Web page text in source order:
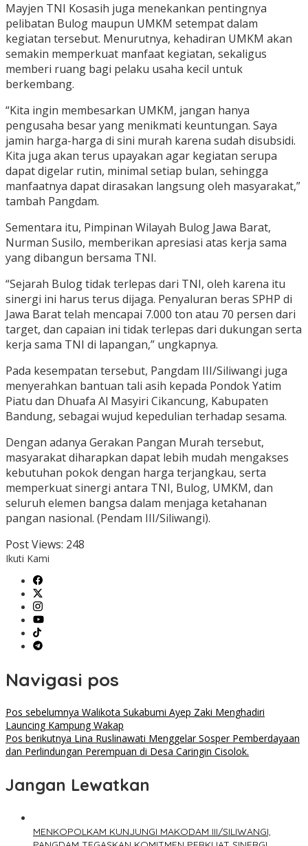
Mayjen TNI Kosasih juga menekankan pentingnya
pelibatan Bulog maupun UMKM setempat dalam
kegiatan tersebut. Menurutnya, kehadiran UMKM akan
semakin memperkuat manfaat kegiatan, sekaligus
memberi ruang bagi pelaku usaha kecil untuk
berkembang.
“Kita ingin membesarkan UMKM, jangan hanya
pengusaha besar yang menikmati keuntungan. Saya
jamin harga-harga di sini murah karena sudah disubsidi.
Kita juga akan terus upayakan agar kegiatan serupa
dapat digelar rutin, minimal setiap bulan, sehingga
manfaatnya dapat dirasakan langsung oleh masyarakat,”
tambah Pangdam.
Sementara itu, Pimpinan Wilayah Bulog Jawa Barat,
Nurman Susilo, memberikan apresiasi atas kerja sama
yang dibangun bersama TNI.
“Sejarah Bulog tidak terlepas dari TNI, oleh karena itu
sinergi ini harus terus dijaga. Penyaluran beras SPHP di
Jawa Barat telah mencapai 7.000 ton atau 70 persen dari
target, dan capaian ini tidak terlepas dari dukungan serta
kerja sama TNI di lapangan,” ungkapnya.
Pada kesempatan tersebut, Pangdam III/Siliwangi juga
menyerahkan bantuan tali asih kepada Pondok Yatim
Piatu dan Dhuafa Al Masyiri Cikancung, Kabupaten
Bandung, sebagai wujud kepedulian terhadap sesama.
Dengan adanya Gerakan Pangan Murah tersebut,
masyarakat diharapkan dapat lebih mudah mengakses
kebutuhan pokok dengan harga terjangkau, serta
memperkuat sinergi antara TNI, Bulog, UMKM, dan
seluruh elemen bangsa dalam menjaga ketahanan
pangan nasional. (Pendam III/Siliwangi).
Post Views: 248
Ikuti Kami
Navigasi pos
Pos sebelumnya Walikota Sukabumi Ayep Zaki Menghadiri
Launcing Kampung Wakap
Pos berikutnya Lina Ruslinawati Menggelar Sosper Pemberdayaan
dan Perlindungan Perempuan di Desa Caringin Cisolok.
Jangan Lewatkan
MENKOPOLKAM KUNJUNGI MAKODAM III/SILIWANGI,